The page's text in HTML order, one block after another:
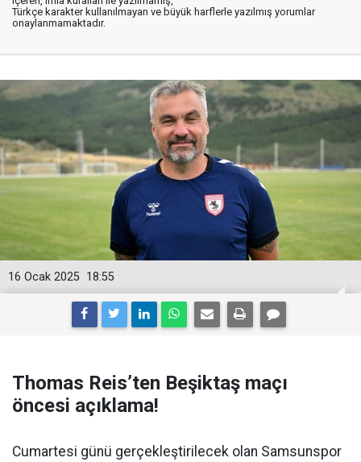
Türkçe karakter kullanılmayan ve büyük harflerle yazılmış yorumlar
onaylanmamaktadır.
18:55
16 Ocak 2025
Thomas Reis’ten Beşiktaş maçı
öncesi açıklama!
Cumartesi günü gerçekleştirilecek olan Samsunspor